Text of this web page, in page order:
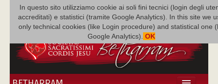
In questo sito utilizziamo cookie ai soli fini tecnici (login degli
accreditati) e statistici (tramite Google Analytics). In this site we
only technical cookies (like Login procedure) and statistical one
Google Analytics). OK